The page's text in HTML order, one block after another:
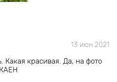
13 июн 2021
Какая красивая. Да, на фото